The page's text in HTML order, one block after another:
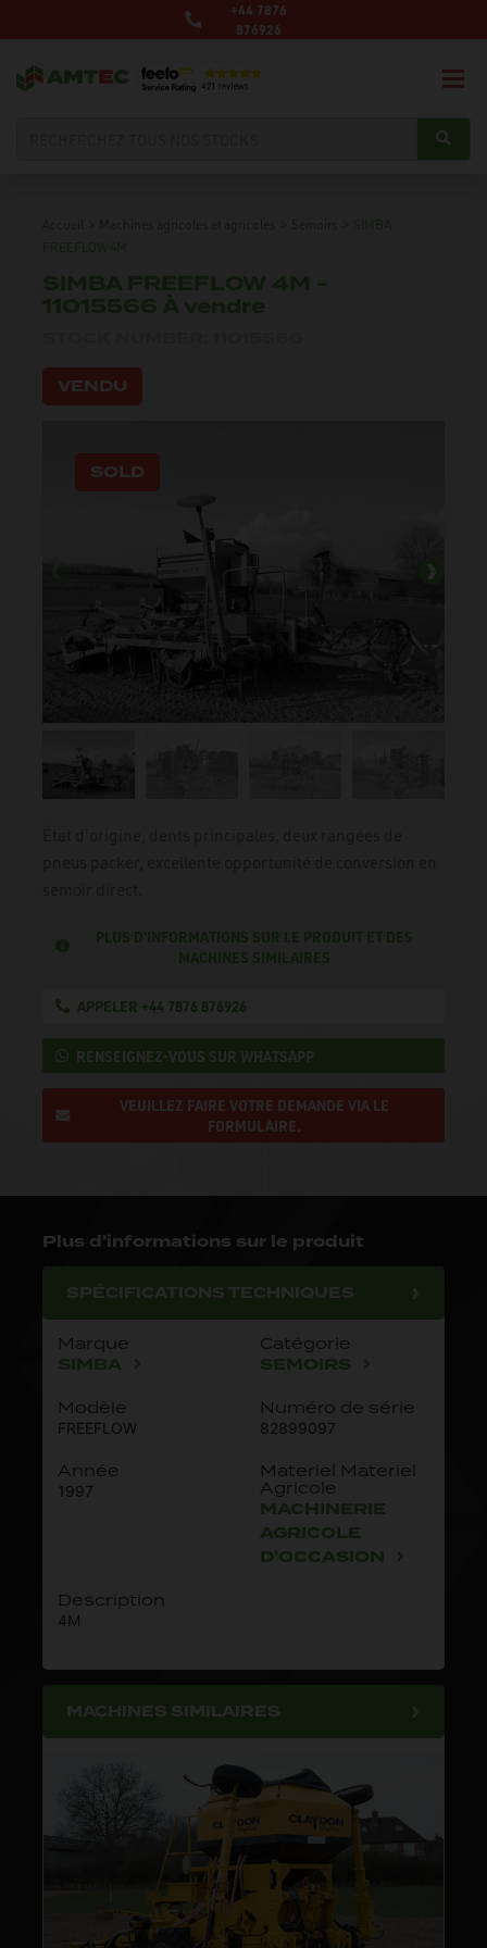
+44 7876
876926
SIMBA
FREEFLOW 4M
SIMBA FREEFLOW 4M -
11015566 À vendre
VENDU
SOLD
PLUS D'INFORMATIONS SUR LE PRODUIT ET DES
MACHINES SIMILAIRES
APPELER +44 7876 876926
RENSEIGNEZ-VOUS SUR WHATSAPP
VEUILLEZ FAIRE VOTRE DEMANDE VIA LE
FORMULAIRE.
Plus d'informations sur le produit
SPÉCIFICATIONS TECHNIQUES
Marque
SIMBA
Catégorie
SEMOIRS
Modèle
FREEFLOW
Description
4M
Numéro de série
82899097
Année
1997
Materiel Materiel
Agricole
MACHINERIE
AGRICOLE
D'OCCASION
MACHINES SIMILAIRES